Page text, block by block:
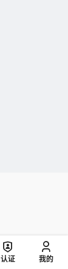
认证 我的